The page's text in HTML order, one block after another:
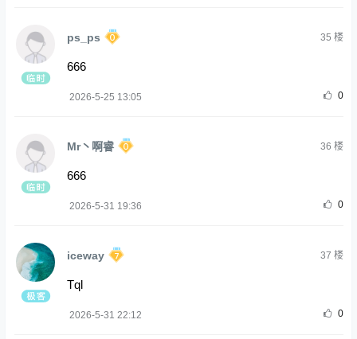
ps_ps 35 楼
666
2026-5-25 13:05 0
Mr丶啊睿 36 楼
666
2026-5-31 19:36 0
iceway 37 楼
Tql
2026-5-31 22:12 0